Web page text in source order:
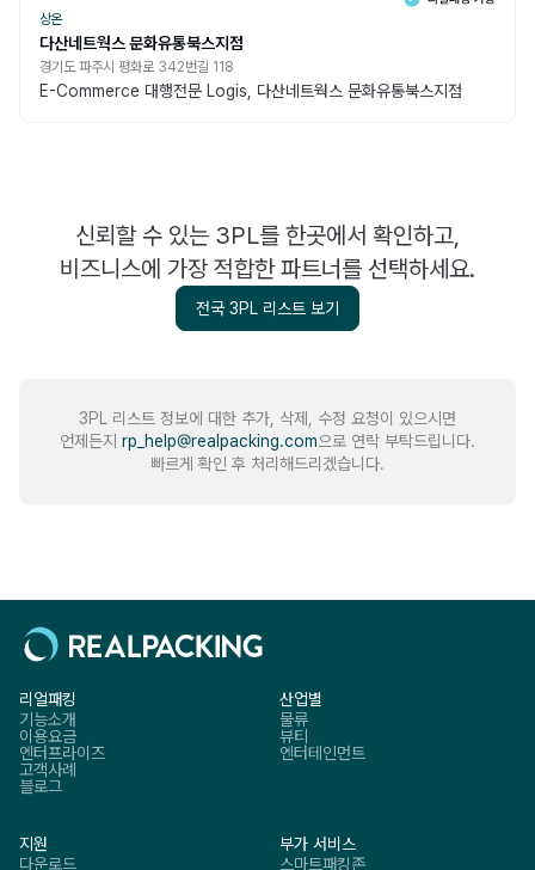
상온
다산네트웍스 문화유통북스지점
경기도 파주시 평화로 342번길 118
E-Commerce 대행전문 Logis, 다산네트웍스 문화유통북스지점
신뢰할 수 있는 3PL를 한곳에서 확인하고,
비즈니스에 가장 적합한 파트너를 선택하세요.
전국 3PL 리스트 보기
3PL 리스트 정보에 대한 추가, 삭제, 수정 요청이 있으시면
언제든지 rp_help@realpacking.com으로 연락 부탁드립니다.
빠르게 확인 후 처리해드리겠습니다.
리얼패킹
기능소개
이용요금
엔터프라이즈
고객사례
블로그
산업별
물류
뷰티
엔터테인먼트
지원
다운로드
부가 서비스
스마트패킹존